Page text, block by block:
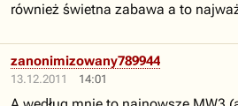
również świetna zabawa a to
13.12.2011 14:01
zanonimizowany789944